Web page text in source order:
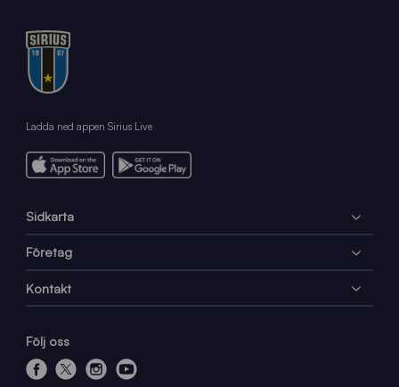
Ladda ned appen Sirius Live
Sidkarta
Företag
Kontakt
Följ oss
f
x
i
y